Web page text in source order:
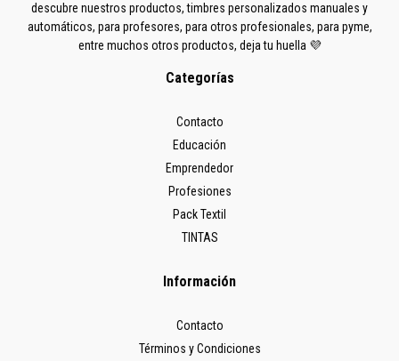
descubre nuestros productos, timbres personalizados manuales y
automáticos, para profesores, para otros profesionales, para pyme,
entre muchos otros productos, deja tu huella 💜
Categorías
Contacto
Educación
Emprendedor
Profesiones
Pack Textil
TINTAS
Información
Contacto
Términos y Condiciones